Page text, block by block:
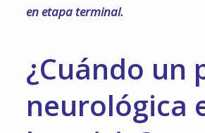
en etapa terminal.
¿Cuándo un
neurológica